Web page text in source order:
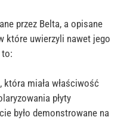
przez Belta, a opisane
które uwierzyli nawet jego
miała właściwość
płyty
było demonstrowane na